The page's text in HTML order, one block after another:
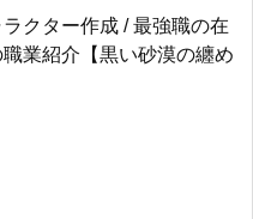
クター作成 / 最強職の在
業紹介【黒い砂漠の纏め